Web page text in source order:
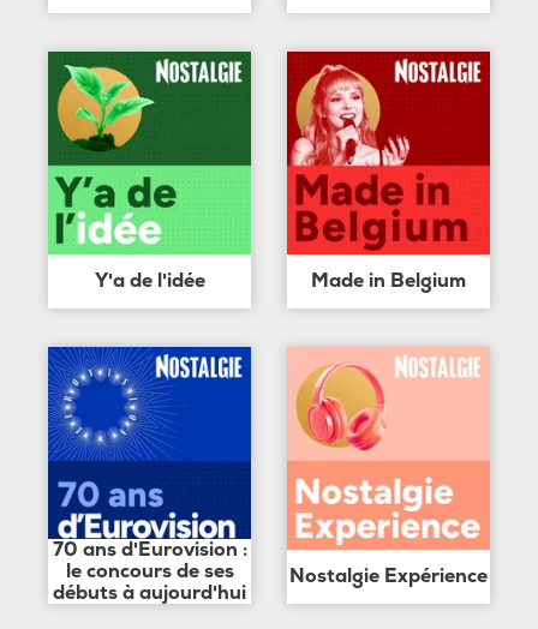
Y'a de l'idée Made in Belgium
70 ans d'Eurovision :
le concours de ses
débuts à aujourd'hui
Nostalgie Expérience